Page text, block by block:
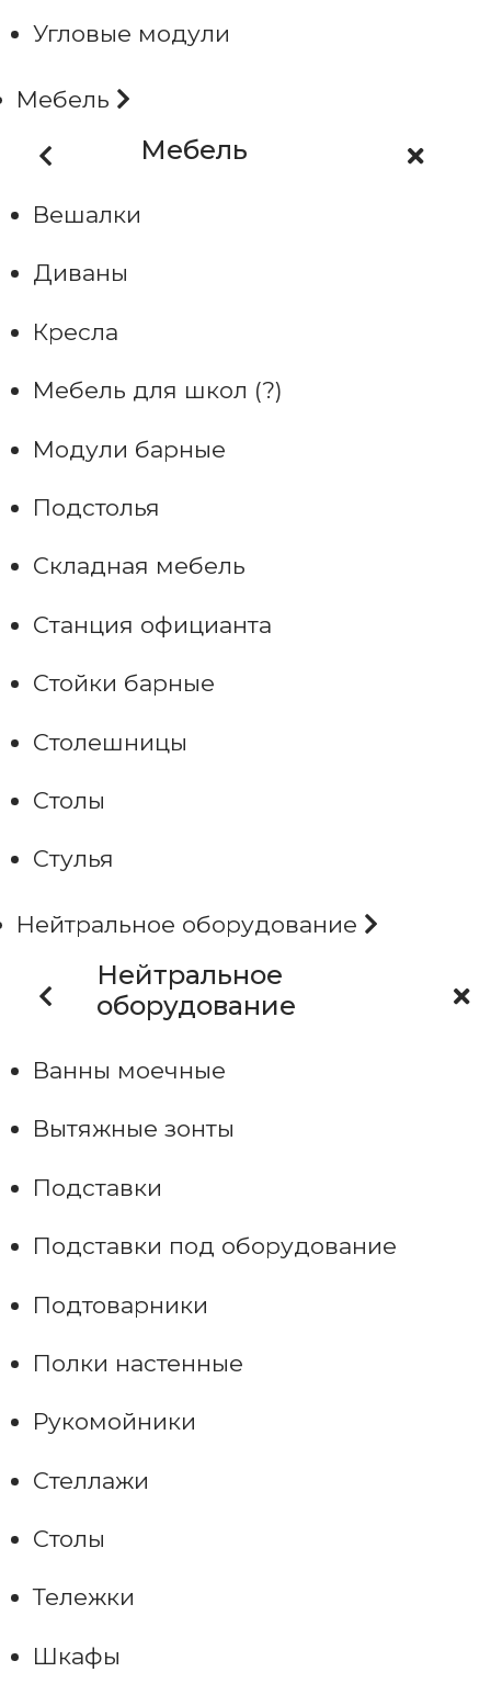
Угловые модули
Мебель
Мебель
Вешалки
Диваны
Кресла
Мебель для школ (?)
Модули барные
Подстолья
Складная мебель
Станция официанта
Стойки барные
Столешницы
Столы
Стулья
Нейтральное оборудование
Нейтральное
оборудование
Ванны моечные
Вытяжные зонты
Подставки
Подставки под оборудование
Подтоварники
Полки настенные
Рукомойники
Стеллажи
Столы
Тележки
Шкафы